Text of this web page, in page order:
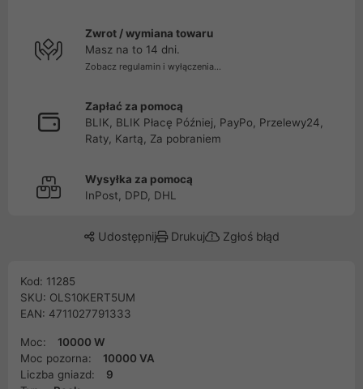
Zwrot / wymiana towaru
Masz na to 14 dni.
Zobacz regulamin i wyłączenia...
Zapłać za pomocą
BLIK, BLIK Płacę Później, PayPo, Przelewy24,
Raty, Kartą, Za pobraniem
Wysyłka za pomocą
InPost, DPD, DHL
Udostępnij Drukuj Zgłoś błąd
Kod: 11285
SKU: OLS10KERT5UM
EAN: 4711027791333
Moc:
10000 W
Moc pozorna:
10000 VA
Liczba gniazd:
9